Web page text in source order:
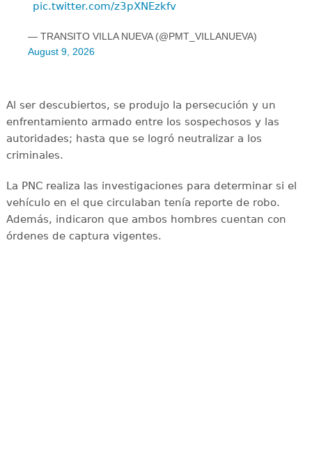
pic.twitter.com/z3pXNEzkfv
— TRANSITO VILLA NUEVA (@PMT_VILLANUEVA)
August 9, 2026
Al ser descubiertos, se produjo la persecución y un
enfrentamiento armado entre los sospechosos y las
autoridades; hasta que se logró neutralizar a los
criminales.
La PNC realiza las investigaciones para determinar si el
vehículo en el que circulaban tenía reporte de robo.
Además, indicaron que ambos hombres cuentan con
órdenes de captura vigentes.